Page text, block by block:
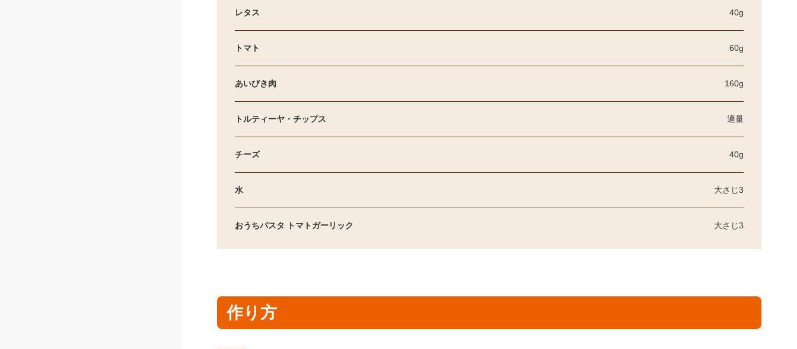
レタス 40g
トマト 60g
あいびき肉 160g
トルティーヤ・チップス 適量
チーズ 40g
水 大さじ3
おうちパスタ トマトガーリック 大さじ3
作り方